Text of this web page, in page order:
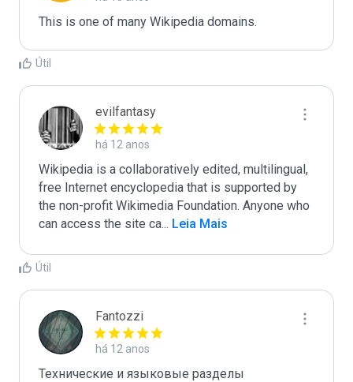
This is one of many Wikipedia domains.
Útil
evilfantasy
há 12 anos
Wikipedia is a collaboratively edited, multilingual,
free Internet encyclopedia that is supported by
the non-profit Wikimedia Foundation. Anyone who
can access the site ca... Leia Mais
Útil
Fantozzi
há 12 anos
Технические и языковые разделы